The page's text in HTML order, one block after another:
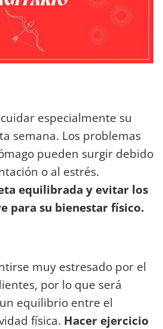
especialmente su
semana. Los problemas
pueden surgir debido
o al estrés.
equilibrada y evitar los
para su bienestar físico.
muy estresado por el
por lo que será
equilibrio entre el
física. Hacer ejercicio